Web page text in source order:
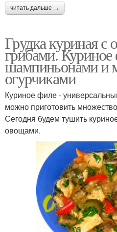
читать дальше →
Грудка куриная с
грибами. Куриное
шампиньонами и
огурчиками
Куриное филе -
можно приготовить
Сегодня будем тушить
овощами.